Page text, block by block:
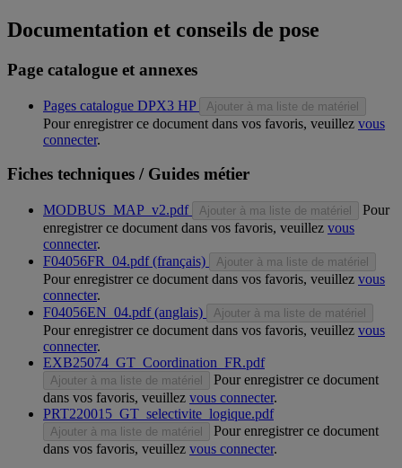
Documentation et conseils de pose
Page catalogue et annexes
Pages catalogue DPX3 HP Ajouter à ma liste de matériel
Pour enregistrer ce document dans vos favoris, veuillez vous
connecter.
Fiches techniques / Guides métier
MODBUS_MAP_v2.pdf Ajouter à ma liste de matériel
Pour
enregistrer ce document dans vos favoris, veuillez vous
connecter.
F04056FR_04.pdf (français)
Ajouter à ma liste de matériel
Pour enregistrer ce document dans vos favoris, veuillez vous
connecter.
F04056EN_04.pdf (anglais)
Ajouter à ma liste de matériel
Pour enregistrer ce document dans vos favoris, veuillez vous
connecter.
EXB25074_GT_Coordination_FR.pdf
Ajouter à ma liste de matériel
Pour enregistrer ce document
dans vos favoris, veuillez vous connecter.
PRT220015_GT_selectivite_logique.pdf
Ajouter à ma liste de matériel
Pour enregistrer ce document
dans vos favoris, veuillez vous connecter.